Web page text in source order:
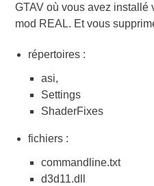
GTAV où vous avez installé
mod REAL. Et vous
répertoires :
asi,
Settings
ShaderFixes
fichiers :
commandline.txt
d3d11.dll